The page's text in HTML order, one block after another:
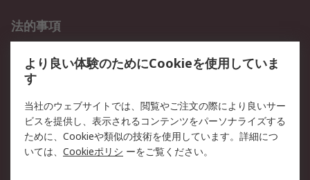
法的事項
クッキーポリシー
RSについて
会社概要
採用情報
プレスリリース＆お知ら
コーポレートサイト
より良い体験のためにCookieを使用していま
す
当社のウェブサイトでは、閲覧やご注文の際により良いサー
ビスを提供し、表示されるコンテンツをパーソナライズする
ために、Cookieや類似の技術を使用しています。詳細につ
いては、 Cookieポリシ ーをご覧ください。